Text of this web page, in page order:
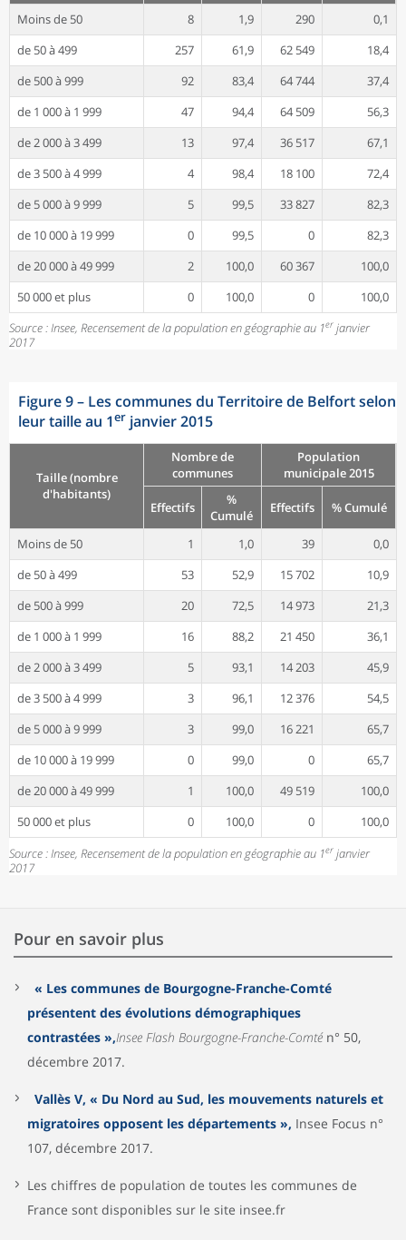
Moins de 50 8 1,9 290
0,1
de 50 à 499
257 61,9 62 549
18,4
de 500 à 999
92 83,4 64 744
37,4
de 1 000 à 1 999
47 94,4 64 509
56,3
de 2 000 à 3 499
13 97,4 36 517
67,1
de 3 500 à 4 999
4 98,4 18 100
72,4
de 5 000 à 9 999
5 99,5 33 827
82,3
de 10 000 à 19 999
0 99,5 0
82,3
de 20 000 à 49 999
2 100,0 60 367
100,0
50 000 et plus
0 100,0 0
100,0
Source : Insee, Recensement de la population en géographie au 1er janvier
2017
Figure 9– Les communes du Territoire de Belfort selon
leur taille au 1er janvier 2015
Taille (nombre
d'habitants)
Nombre de
communes
Population
municipale 2015
Effectifs
%
Cumulé
Effectifs % Cumulé
Moins de 50 1 1,0 39
0,0
de 50 à 499
53 52,9 15 702
10,9
de 500 à 999
20 72,5 14 973
21,3
de 1 000 à 1 999
16 88,2 21 450
36,1
de 2 000 à 3 499
5 93,1 14 203
45,9
de 3 500 à 4 999
3 96,1 12 376
54,5
de 5 000 à 9 999
3 99,0 16 221
65,7
de 10 000 à 19 999
0 99,0 0
65,7
de 20 000 à 49 999
1 100,0 49 519
100,0
50 000 et plus
0 100,0 0
100,0
Source : Insee, Recensement de la population en géographie au 1er janvier
2017
Pour en savoir plus
« Les communes de Bourgogne-Franche-Comté
présentent des évolutions démographiques
contrastées »,Insee Flash Bourgogne-Franche-Comtén° 50,
décembre 2017.
Vallès V, « Du Nord au Sud, les mouvements naturels et
migratoires opposent les départements », Insee Focus n°
107, décembre 2017.
Les chiffres de population de toutes les communes de
France sont disponibles sur le site insee.fr